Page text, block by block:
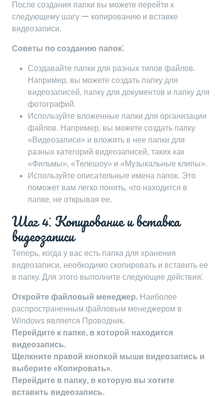
После создания папки вы можете перейти к
следующему шагу ー копированию и вставке
видеозаписи.
Советы по созданию папок⁚
Создавайте папки для разных типов файлов.
Например‚ вы можете создать папку для
видеозаписей‚ папку для документов и папку для
фотографий.
Используйте вложенные папки для организации
файлов. Например‚ вы можете создать папку
«Видеозаписи» и вложить в нее папки для
разных категорий видеозаписей‚ таких как
«Фильмы»‚ «Телешоу» и «Музыкальные клипы».
Используйте описательные имена папок. Это
поможет вам легко понять‚ что находится в
папке‚ не открывая ее.
Шаг 4⁚ Копирование и вставка
видеозаписи
Теперь‚ когда у вас есть папка для хранения
видеозаписи‚ необходимо скопировать и вставить ее
в папку. Для этого выполните следующие действия⁚
Откройте файловый менеджер. Наиболее
распространенным файловым менеджером в
Windows является Проводник.
Перейдите к папке‚ в которой находится
видеозапись.
Щелкните правой кнопкой мыши видеозапись и
выберите «Копировать».
Перейдите в папку‚ в которую вы хотите
вставить видеозапись.